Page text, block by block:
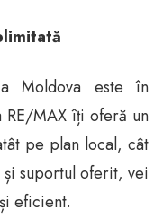
Moldova este în
MAX îți oferă un
pe plan local, cât
suportul oferit, vei
eficient.